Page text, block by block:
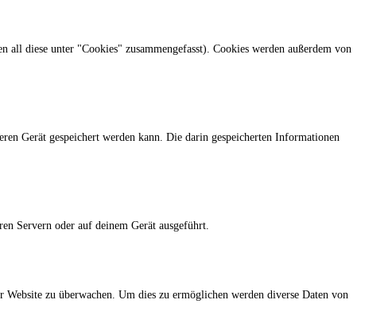
diese unter "Cookies" zusammengefasst). Cookies werden außerdem von
Gerät gespeichert werden kann. Die darin gespeicherten Informationen
Servern oder auf deinem Gerät ausgeführt.
zu überwachen. Um dies zu ermöglichen werden diverse Daten von